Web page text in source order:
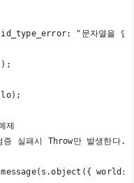
"문자열을 입
실패시 Throw만 발생한다.